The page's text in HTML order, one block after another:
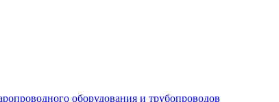
оборудования и трубопроводов